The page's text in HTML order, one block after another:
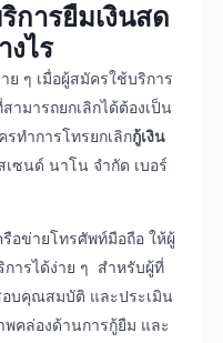
การยืมเงินสด
งไร
ย ๆ เมื่อผู้สมัครใช้บริการ
มารถยกเลิกได้ต้องเป็น
ทำการโทรยกเลิกกู้เงิน
ซนด์ นาโน จำกัด เบอร์
รือข่ายโทรศัพท์มือถือ ให้ผู้
ารได้ง่าย ๆ สำหรับผู้ที่
อบคุณสมบัติ และประเมิน
พคล่องด้านการกู้ยืม และ